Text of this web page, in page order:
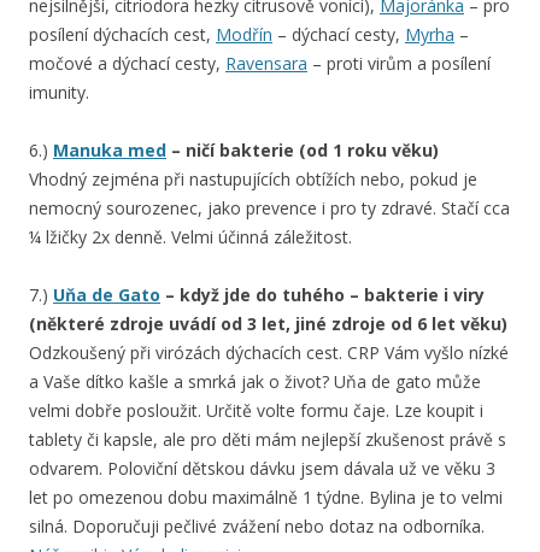
nejsilnější, citriodora hezky citrusově vonící), Majoránka – pro
posílení dýchacích cest, Modřín – dýchací cesty, Myrha –
močové a dýchací cesty, Ravensara – proti virům a posílení
imunity.
6.) Manuka med – ničí bakterie (od 1 roku věku)
Vhodný zejména při nastupujících obtížích nebo, pokud je
nemocný sourozenec, jako prevence i pro ty zdravé. Stačí cca
¼ lžičky 2x denně. Velmi účinná záležitost.
7.) Uňa de Gato – když jde do tuhého – bakterie i viry
(některé zdroje uvádí od 3 let, jiné zdroje od 6 let věku)
Odzkoušený při virózách dýchacích cest. CRP Vám vyšlo nízké
a Vaše dítko kašle a smrká jak o život? Uňa de gato může
velmi dobře posloužit. Určitě volte formu čaje. Lze koupit i
tablety či kapsle, ale pro děti mám nejlepší zkušenost právě s
odvarem. Poloviční dětskou dávku jsem dávala už ve věku 3
let po omezenou dobu maximálně 1 týdne. Bylina je to velmi
silná. Doporučuji pečlivé zvážení nebo dotaz na odborníka.